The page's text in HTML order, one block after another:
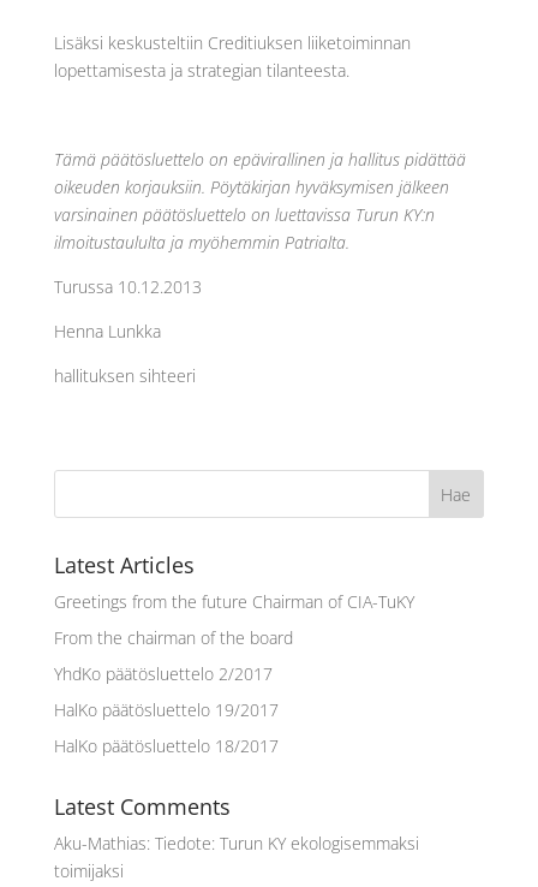
Lisäksi keskusteltiin Creditiuksen liiketoiminnan
lopettamisesta ja strategian tilanteesta.
Tämä päätösluettelo on epävirallinen ja hallitus pidättää
oikeuden korjauksiin. Pöytäkirjan hyväksymisen jälkeen
varsinainen päätösluettelo on luettavissa Turun KY:n
ilmoitustaululta ja myöhemmin Patrialta.
Turussa 10.12.2013
Henna Lunkka
hallituksen sihteeri
Latest Articles
Greetings from the future Chairman of CIA-TuKY
From the chairman of the board
YhdKo päätösluettelo 2/2017
HalKo päätösluettelo 19/2017
HalKo päätösluettelo 18/2017
Latest Comments
Aku-Mathias: Tiedote: Turun KY ekologisemmaksi
toimijaksi